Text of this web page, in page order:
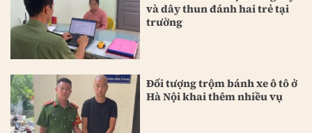
và dây thun đánh hai trẻ tại
trường
Đối tượng trộm bánh xe ô tô ở
Hà Nội khai thêm nhiều vụ